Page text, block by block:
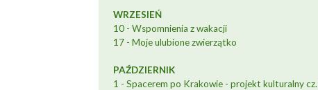
WRZESIEŃ
10 - Wspomnienia z wakacji
17 - Moje ulubione zwierzątko
PAŹDZIERNIK
1 - Spacerem po Krakowie - projekt kulturalny cz.